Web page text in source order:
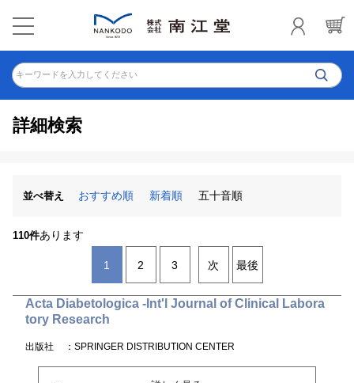
キーワードを入力してください
詳細検索
並べ替え おすすめ順 新着順 五十音順
110件あります
1 2 3 次 最後
Acta Diabetologica -Int'l Journal of Clinical Labora
tory Research
出版社 ：SPRINGER DISTRIBUTION CENTER